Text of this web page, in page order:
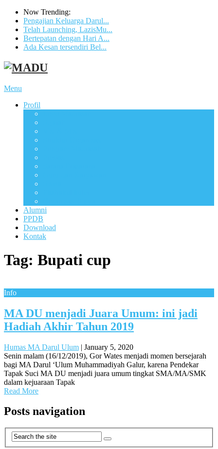
Now Trending:
Pengajian Keluarga Darul...
Telah Launching, LazisMu...
Bertepatan dengan Hari A...
Ada Kesan tersendiri Bel...
Menu
Profil
Alumni
PPDB
Download
Kontak
Tag: Bupati cup
Info
MA DU menjadi Juara Umum: ini jadi
Hadiah Akhir Tahun 2019
Humas MA Darul Ulum | January 5, 2020
Senin malam (16/12/2019), Gor Wates menjadi momen bersejarah
bagi MA Darul ‘Ulum Muhammadiyah Galur, karena Pendekar
Tapak Suci MA DU menjadi juara umum tingkat SMA/MA/SMK
dalam kejuaraan Tapak
Read More
Posts navigation